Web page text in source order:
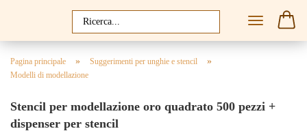
Pagina principale » Suggerimenti per unghie e stencil »
Modelli di modellazione
Stencil per modellazione oro quadrato 500 pezzi +
dispenser per stencil